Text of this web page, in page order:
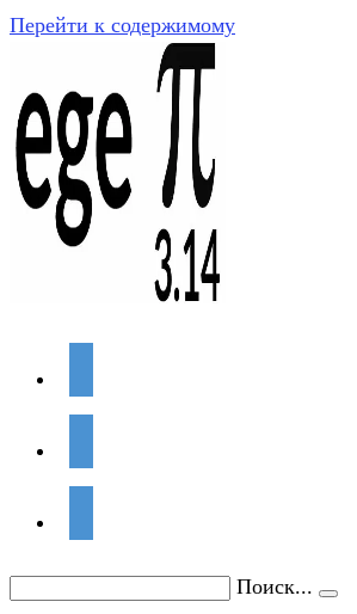
Перейти к содержимому
Поиск...